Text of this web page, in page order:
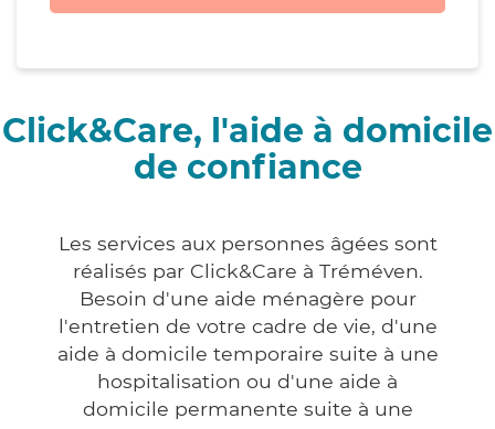
Click&Care, l'aide à domicile
de confiance
Les services aux personnes âgées sont
réalisés par Click&Care à Tréméven.
Besoin d'une aide ménagère pour
l'entretien de votre cadre de vie, d'une
aide à domicile temporaire suite à une
hospitalisation ou d'une aide à
domicile permanente suite à une